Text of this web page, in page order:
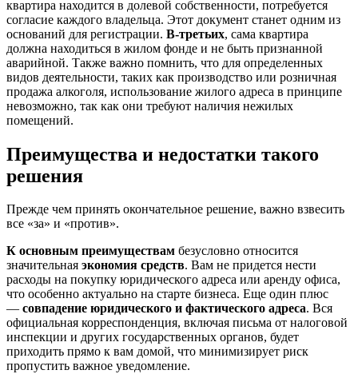
квартира находится в долевой собственности, потребуется
согласие каждого владельца. Этот документ станет одним из
оснований для регистрации. В-третьих, сама квартира
должна находиться в жилом фонде и не быть признанной
аварийной. Также важно помнить, что для определенных
видов деятельности, таких как производство или розничная
продажа алкоголя, использование жилого адреса в принципе
невозможно, так как они требуют наличия нежилых
помещений.
Преимущества и недостатки такого
решения
Прежде чем принять окончательное решение, важно взвесить
все «за» и «против».
К основным преимуществам безусловно относится
значительная экономия средств. Вам не придется нести
расходы на покупку юридического адреса или аренду офиса,
что особенно актуально на старте бизнеса. Еще один плюс
— совпадение юридического и фактического адреса. Вся
официальная корреспонденция, включая письма от налоговой
инспекции и других государственных органов, будет
приходить прямо к вам домой, что минимизирует риск
пропустить важное уведомление.